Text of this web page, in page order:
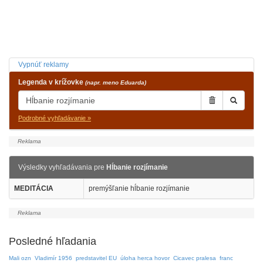
Vypnúť reklamy
Legenda v krížovke (napr. meno Eduarda)
Podrobné vyhľadávanie »
Výsledky vyhľadávania pre Hĺbanie rozjímanie
MEDITÁCIA premýšľanie hĺbanie rozjímanie
Posledné hľadania
Mali ozn Vladimír 1956 predstavitel EU úloha herca hovor Cicavec pralesa franc